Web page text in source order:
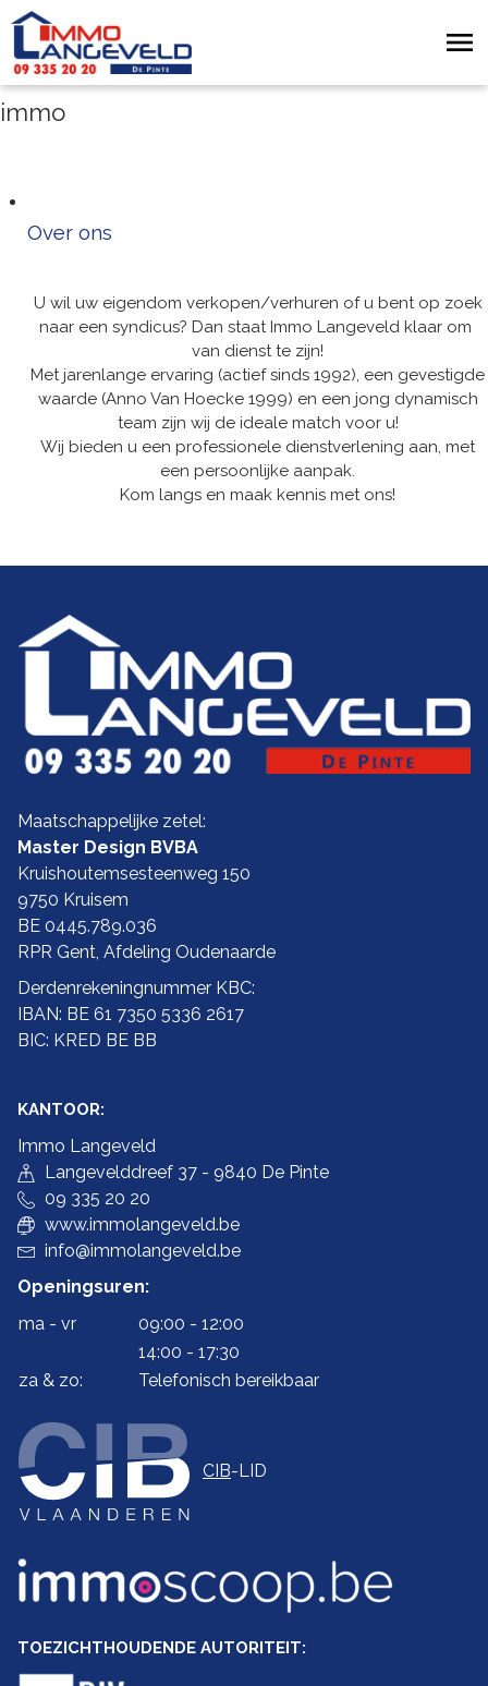
immo
Over ons
U wil uw eigendom verkopen/verhuren of u bent op zoek
naar een syndicus? Dan staat Immo Langeveld klaar om
van dienst te zijn!
Met jarenlange ervaring (actief sinds 1992), een gevestigde
waarde (Anno Van Hoecke 1999) en een jong dynamisch
team zijn wij de ideale match voor u!
Wij bieden u een professionele dienstverlening aan, met
een persoonlijke aanpak.
Kom langs en maak kennis met ons!
Maatschappelijke zetel:
Master Design BVBA
Kruishoutemsesteenweg 150
9750 Kruisem
BE 0445.789.036
RPR Gent, Afdeling Oudenaarde
Derdenrekeningnummer KBC:
IBAN: BE 61 7350 5336 2617
BIC: KRED BE BB
KANTOOR:
Immo Langeveld
Langevelddreef 37 - 9840 De Pinte
09 335 20 20
www.immolangeveld.be
info@immolangeveld.be
Openingsuren:
ma - vr
09:00 - 12:00
14:00 - 17:30
za & zo:
Telefonisch bereikbaar
CIB-LID
TOEZICHTHOUDENDE AUTORITEIT: